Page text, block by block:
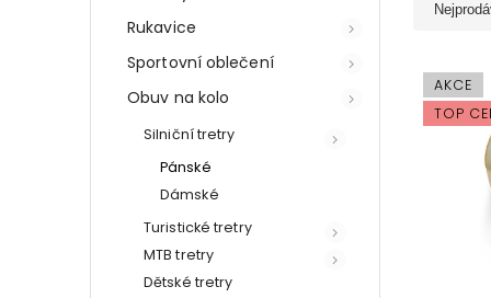
Rukavice
Sportovní oblečení
Obuv na kolo
Silniční tretry
Pánské
Dámské
Turistické tretry
MTB tretry
Dětské tretry
AKCE
TOP